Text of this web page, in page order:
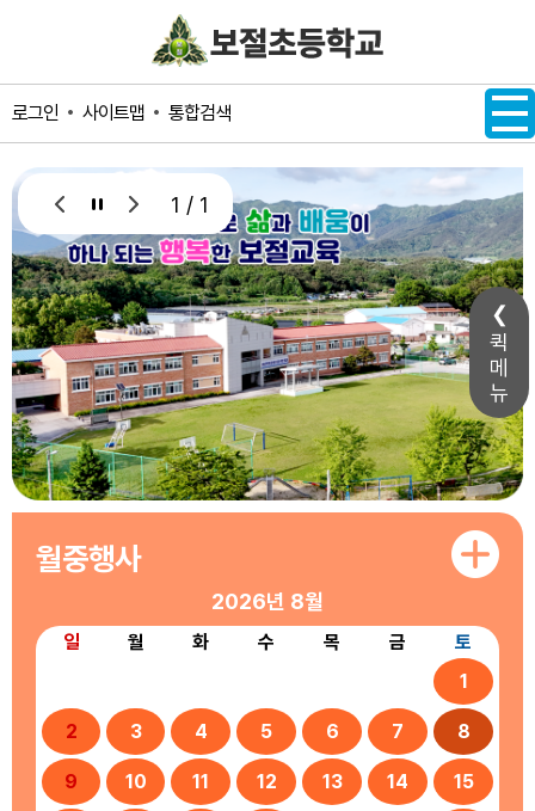
퀵
메
뉴
로그인 사이트맵 통합검색
1 / 1
월중행사
2026년 8월
일 월 화 수 목 금
토
1
2 3 4 5 6 7 8
9 10 11 12 13 14 15